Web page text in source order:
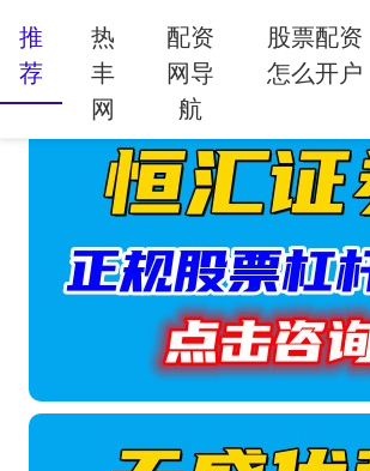
推
荐
热
丰
网
配资
网导
航
股票配资
怎么开户